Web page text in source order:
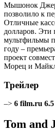
Мышонок
позволило к
Отличные
долларов. Эти
мультфильмы
году –
проект
Морец и
Трейлер
–> 6 film.ru 6.5
Tom and